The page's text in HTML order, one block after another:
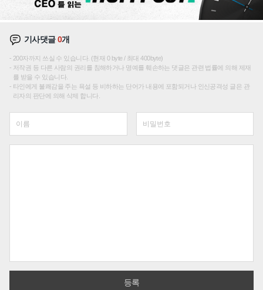
기사댓글0개
200자까지 쓰실 수 있습니다. (현재 0 byte / 최대 400byte)
저작권 등 다른 사람의 권리를 침해하거나 명예를 훼손하는 댓글은 관련 법률에 의해 제재
를 받을 수 있습니다.
타인에게 불쾌감을 주는 욕설 등 비하하는 단어가 내용에 포함되거나 인신공격성 글은 관
리자의 판단에 의해 삭제 합니다.